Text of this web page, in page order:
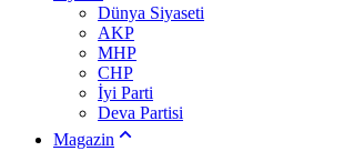
Dünya Siyaseti
AKP
MHP
CHP
İyi Parti
Deva Partisi
Magazin